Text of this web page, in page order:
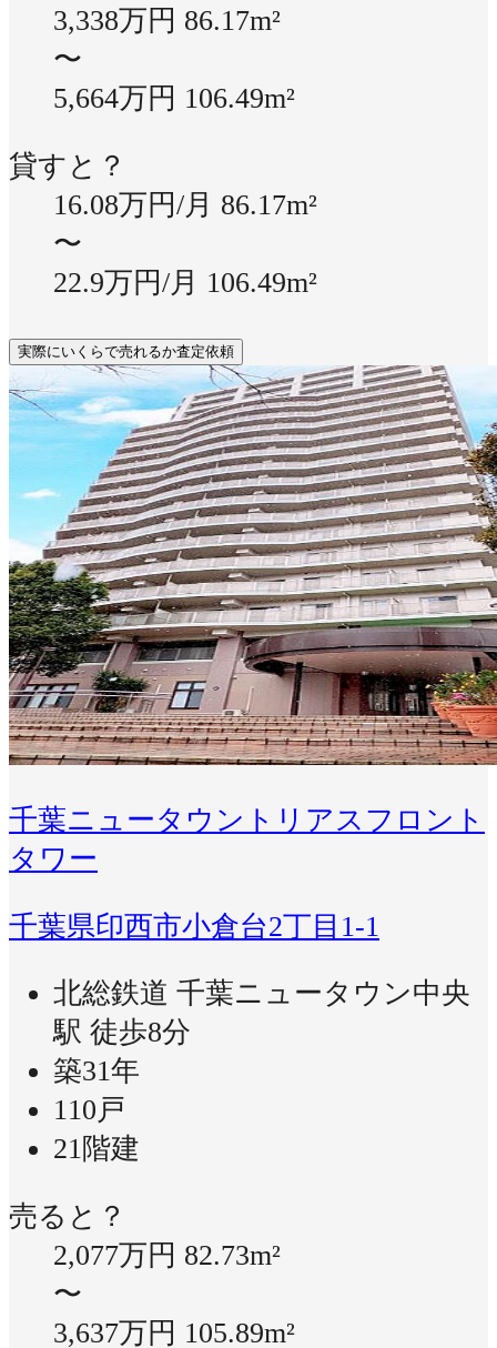
3,338万円 86.17m²
〜
5,664万円 106.49m²
貸すと？
16.08万円/月 86.17m²
〜
22.9万円/月 106.49m²
実際にいくらで売れるか査定依頼
千葉ニュータウントリアスフロント
タワー
千葉県印西市小倉台2丁目1-1
北総鉄道 千葉ニュータウン中央
駅 徒歩8分
築31年
110戸
21階建
売ると？
2,077万円 82.73m²
〜
3,637万円 105.89m²